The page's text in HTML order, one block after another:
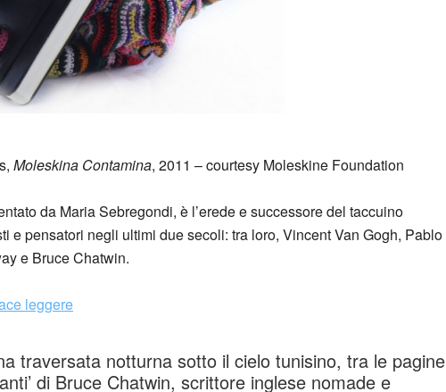
Moleskina Contamina, 2011 – courtesy Moleskine Foundation
da Maria Sebregondi, è l’erede e successore del taccuino
e pensatori negli ultimi due secoli: tra loro, Vincent Van Gogh, Pablo
e Bruce Chatwin.
traversata notturna sotto il cielo tunisino, tra le pagine
di Bruce Chatwin, scrittore inglese nomade e